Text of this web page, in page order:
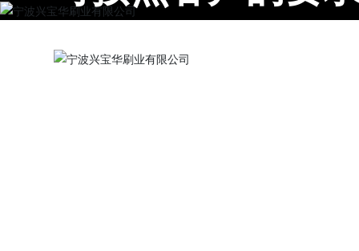
兴宝华真诚期待与海内外朋友：精